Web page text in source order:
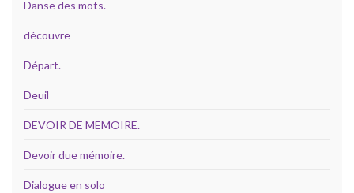
Danse des mots.
découvre
Départ.
Deuil
DEVOIR DE MEMOIRE.
Devoir due mémoire.
Dialogue en solo